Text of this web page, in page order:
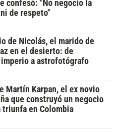
confesó: "No negocio la
de respeto"
de Nicolás, el marido de
en el desierto: de
imperio a astrofotógrafo
Martín Karpan, el ex novio
que construyó un negocio
triunfa en Colombia